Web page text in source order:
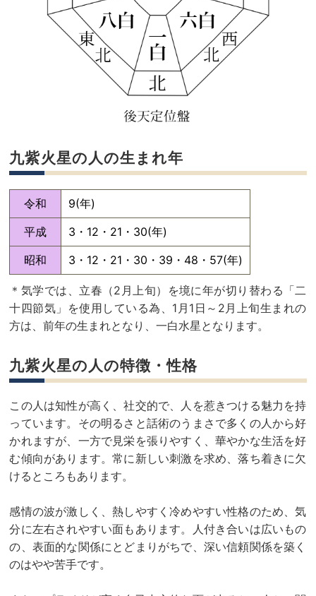
九紫火星の人の生まれ年
令和
9(年)
平成
3・12・21・30(年)
昭和
3・12・21・30・39・48・57(年)
＊気学では、立春（2月上旬）を境に年が切り替わる「二
十四節気」を使用している為、1月1日～2月上旬生まれの
方は、前年の生まれとなり、一白水星となります。
九紫火星の人の特徴・性格
この人は知性が高く、社交的で、人を惹きつける魅力を持
っています。その明るさと話術のうまさで多くの人から好
かれますが、一方で見栄を張りやすく、華やかな生活を好
む傾向があります。常に新しい刺激を求め、落ち着きに欠
けるところもあります。
感情の波が激しく、熱しやすく冷めやすい性格のため、気
分に左右されやすい面もあります。人付き合いは広いもの
の、表面的な関係にとどまりがちで、深い信頼関係を築く
のはやや苦手です。